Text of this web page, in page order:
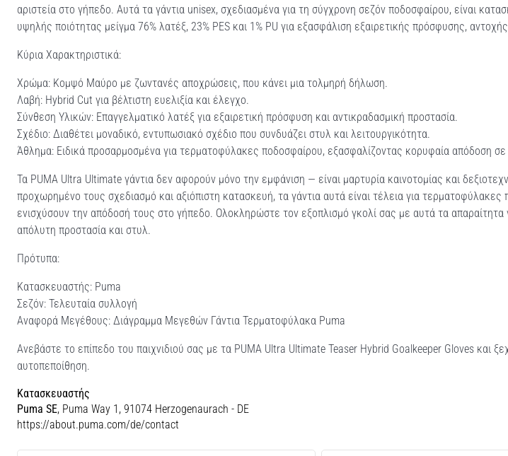
αριστεία στο γήπεδο. Αυτά τα γάντια unisex, σχεδιασμένα για τη σύγχρονη σεζόν ποδοσφαίρου, είναι
υψηλής ποιότητας μείγμα 76% λατέξ, 23% PES και 1% PU για εξασφάλιση εξαιρετικής πρόσφυσης,
Κύρια Χαρακτηριστικά:
Χρώμα: Κομψό Μαύρο με ζωντανές αποχρώσεις, που κάνει μια τολμηρή δήλωση.
Λαβή: Hybrid Cut για βέλτιστη ευελιξία και έλεγχο.
Σύνθεση Υλικών: Επαγγελματικό λατέξ για εξαιρετική πρόσφυση και αντικραδασμική προστασία.
Σχέδιο: Διαθέτει μοναδικό, εντυπωσιακό σχέδιο που συνδυάζει στυλ και λειτουργικότητα.
Άθλημα: Ειδικά προσαρμοσμένα για τερματοφύλακες ποδοσφαίρου, εξασφαλίζοντας κορυφαία απόδοση
Τα PUMA Ultra Ultimate γάντια δεν αφορούν μόνο την εμφάνιση — είναι μαρτυρία καινοτομίας και
προχωρημένο τους σχεδιασμό και αξιόπιστη κατασκευή, τα γάντια αυτά είναι τέλεια για τερματοφύλακες
ενισχύσουν την απόδοσή τους στο γήπεδο. Ολοκληρώστε τον εξοπλισμό γκολί σας με αυτά τα απαραίτητα
απόλυτη προστασία και στυλ.
Πρότυπα:
Κατασκευαστής: Puma
Σεζόν: Τελευταία συλλογή
Αναφορά Μεγέθους: Διάγραμμα Μεγεθών Γάντια Τερματοφύλακα Puma
Ανεβάστε το επίπεδο του παιχνιδιού σας με τα PUMA Ultra Ultimate Teaser Hybrid Goalkeeper Gloves και
αυτοπεποίθηση.
Κατασκευαστής
Puma SE, Puma Way 1, 91074 Herzogenaurach - DE
https://about.puma.com/de/contact